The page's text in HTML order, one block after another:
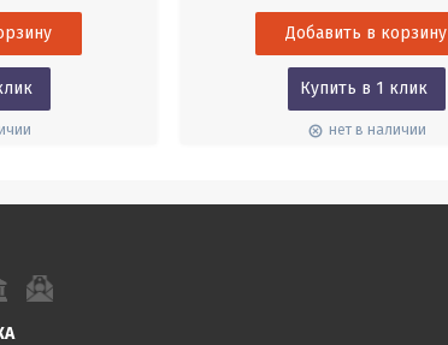
Купить в 1 клик
нет в наличии